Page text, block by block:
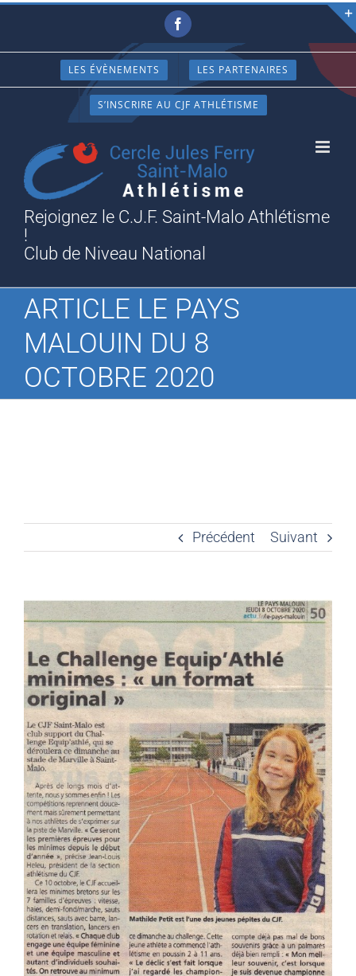
Passer
contenu
Facebook
LES ÉVÈNEMENTS LES PARTENAIRES
S’INSCRIRE AU CJF ATHLÉTISME
Rejoignez le C.J.F. Saint-Malo Athlétisme
!
Club de Niveau National
ARTICLE LE PAYS
MALOUIN DU 8
OCTOBRE 2020
Précédent Suivant